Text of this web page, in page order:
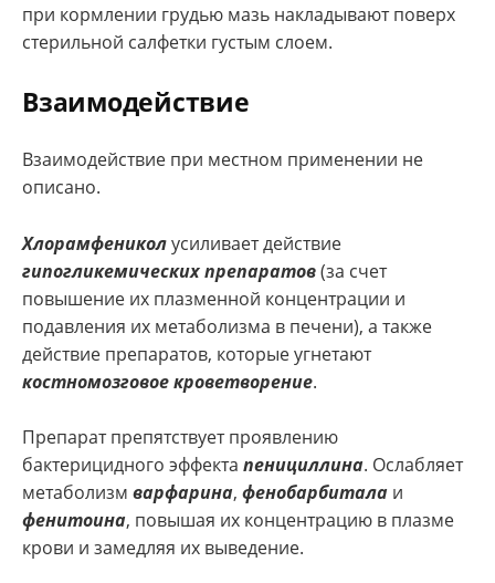
при кормлении грудью мазь накладывают поверх
стерильной салфетки густым слоем.
Взаимодействие
Взаимодействие при местном применении не
описано.
Хлорамфениколусиливает действие
гипогликемических препаратов(за счет
повышение их плазменной концентрации и
подавления их метаболизма в печени), а также
действие препаратов, которые угнетают
костномозговое кроветворение.
Препарат препятствует проявлению
бактерицидного эффекта пенициллина. Ослабляет
метаболизм варфарина, фенобарбитала и
фенитоина, повышая их концентрацию в плазме
крови и замедляя их выведение.